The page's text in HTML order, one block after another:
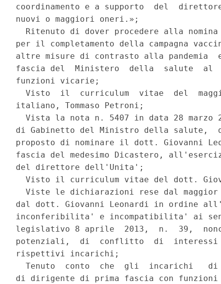
coordinamento e a supporto  del
nuovi o maggiori oneri.»;
Ritenuto di dover procedere alla
per il completamento della campagna
altre misure di contrasto alla
fascia del  Ministero  della  salute  al
funzioni vicarie;
Visto  il  curriculum  vitae  del
italiano, Tommaso Petroni;
Vista la nota n. 5407 in data 28 marzo
di Gabinetto del Ministro della salute,
proposto di nominare il dott. Giovanni
fascia del medesimo Dicastero,
del direttore dell'Unita';
Visto il curriculum vitae del dott.
Viste le dichiarazioni rese dal
dal dott. Giovanni Leonardi in ordine
inconferibilita' e incompatibilita' ai
legislativo 8 aprile  2013,  n.  39,
potenziali,  di  conflitto  di  interessi
rispettivi incarichi;
Tenuto  conto  che  gli  incarichi
di dirigente di prima fascia con